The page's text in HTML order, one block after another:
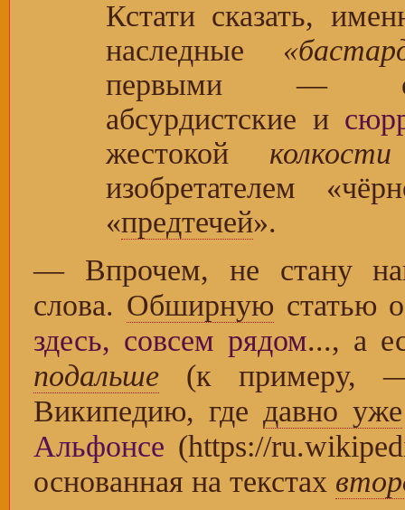
Кстати сказать,
наследные
первыми —
абсурдистские и
жестокой колкости
изобретателем
«предтечей».
— Впрочем, не стану
слова. Обширную статью
здесь, совсем рядом..., а
подальше (к
Википедию, где давно уже
Альфонсе
основанная на текстах